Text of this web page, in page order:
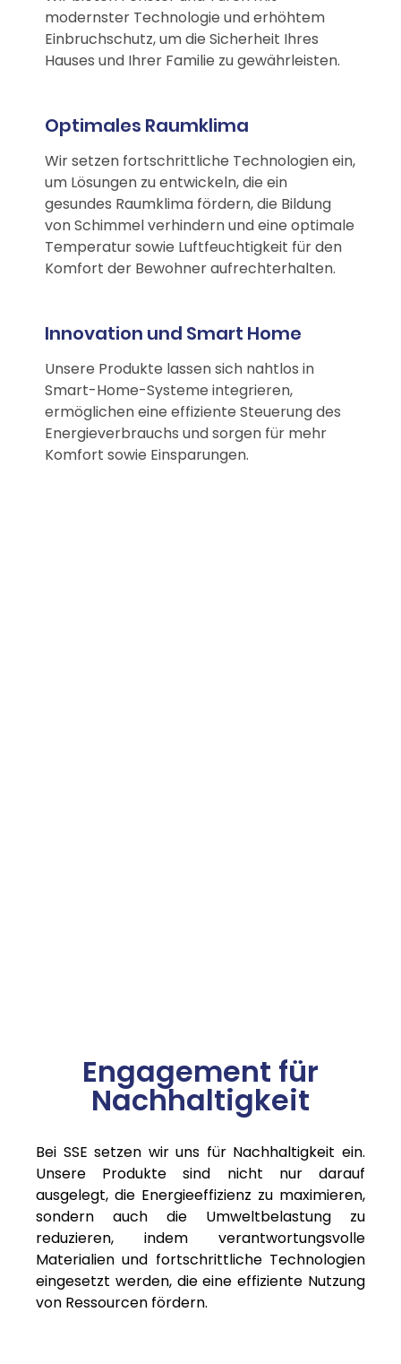
modernster Technologie und erhöhtem
Einbruchschutz, um die Sicherheit Ihres
Hauses und Ihrer Familie zu gewährleisten.
Optimales Raumklima
Wir setzen fortschrittliche Technologien ein,
um Lösungen zu entwickeln, die ein
gesundes Raumklima fördern, die Bildung
von Schimmel verhindern und eine optimale
Temperatur sowie Luftfeuchtigkeit für den
Komfort der Bewohner aufrechterhalten.
Innovation und Smart Home
Unsere Produkte lassen sich nahtlos in
Smart-Home-Systeme integrieren,
ermöglichen eine effiziente Steuerung des
Energieverbrauchs und sorgen für mehr
Komfort sowie Einsparungen.
Engagement für
Nachhaltigkeit
Bei SSE setzen wir uns für Nachhaltigkeit ein.
Unsere Produkte sind nicht nur darauf
ausgelegt, die Energieeffizienz zu maximieren,
sondern auch die Umweltbelastung zu
reduzieren, indem verantwortungsvolle
Materialien und fortschrittliche Technologien
eingesetzt werden, die eine effiziente Nutzung
von Ressourcen fördern.